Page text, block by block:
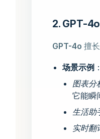
2. GPT-
GPT-4o 擅
场景示例 ：
图表分
它能瞬
生活助
实时翻